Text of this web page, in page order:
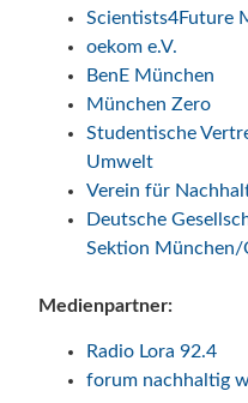
Scientists4Future
oekom e.V.
BenE München
München Zero
Studentische
Umwelt
Verein für
Deutsche
Sektion München/
Medienpartner:
Radio Lora 92.4
forum nachhaltig